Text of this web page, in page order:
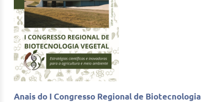
Anais do I Congresso Regional de Biotecnologia